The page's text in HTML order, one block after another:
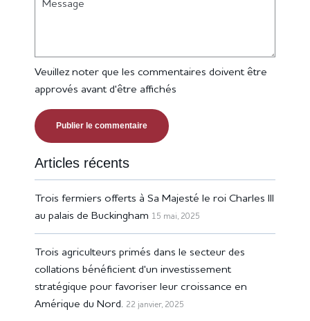
Veuillez noter que les commentaires doivent être
approvés avant d'être affichés
Articles récents
Trois fermiers offerts à Sa Majesté le roi Charles III
au palais de Buckingham 15 mai, 2025
Trois agriculteurs primés dans le secteur des
collations bénéficient d'un investissement
stratégique pour favoriser leur croissance en
Amérique du Nord. 22 janvier, 2025